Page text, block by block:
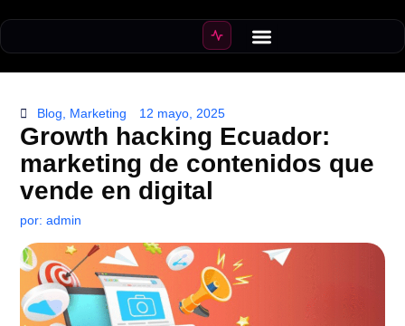
Blog Marketing 12 mayo, 2025
Growth hacking Ecuador:
marketing de contenidos que
vende en digital
por: admin